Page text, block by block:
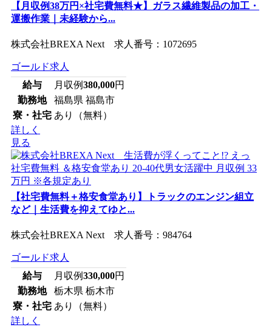
【月収例38万円×社宅費無料★】ガラス繊維製品の加工・
運搬作業｜未経験から...
株式会社BREXA Next 求人番号：1072695
ゴールド求人
給与
月収例380,000円
勤務地
福島県 福島市
寮・社宅 あり（無料）
詳しく
見る
【社宅費無料＋格安食堂あり】トラックのエンジン組立
など｜生活費を抑えてゆと...
株式会社BREXA Next 求人番号：984764
ゴールド求人
給与
月収例330,000円
勤務地
栃木県 栃木市
寮・社宅 あり（無料）
詳しく